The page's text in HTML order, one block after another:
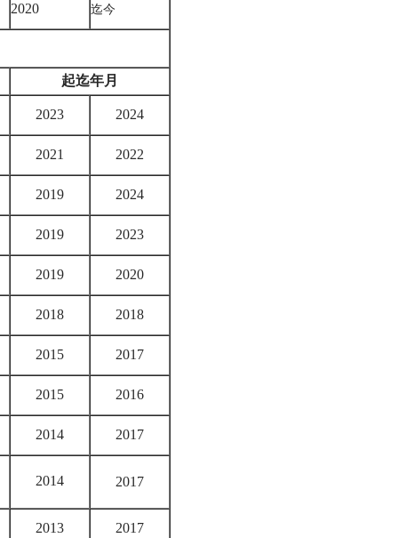
2020 迄今
起迄年月
2023 2024
2021 2022
2019 2024
2019 2023
2019 2020
2018 2018
2015 2017
2015 2016
2014 2017
2014 2017
2013 2017